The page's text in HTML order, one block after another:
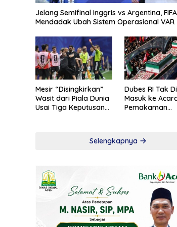
Jelang Semifinal Inggris vs Argentina, FIFA
Mendadak Ubah Sistem Operasional VAR
Mesir “Disingkirkan”
Wasit dari Piala Dunia
Usai Tiga Keputusan
Dubes RI Tak
Masuk ke
Pemakaman
Selengkapnya